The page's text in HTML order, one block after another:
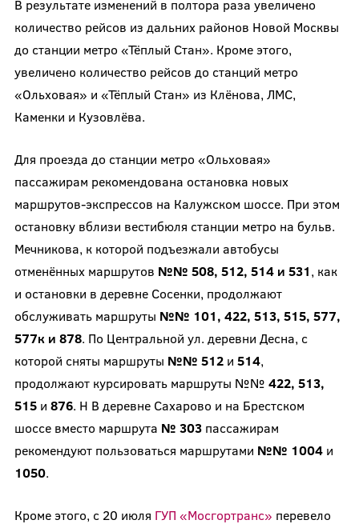
В результате изменений в полтора раза увеличено
количество рейсов из дальних районов Новой Москвы
до станции метро «Тёплый Стан». Кроме этого,
увеличено количество рейсов до станций метро
«Ольховая» и «Тёплый Стан» из Клёнова, ЛМС,
Каменки и Кузовлёва.
Для проезда до станции метро «Ольховая»
пассажирам рекомендована остановка новых
маршрутов-экспрессов на Калужском шоссе. При этом
остановку вблизи вестибюля станции метро на бульв.
Мечникова, к которой подъезжали автобусы
отменённых маршрутов №№ 508, 512, 514 и 531, как
и остановки в деревне Сосенки, продолжают
обслуживать маршруты №№ 101, 422, 513, 515, 577,
577к и 878. По Центральной ул. деревни Десна, с
которой сняты маршруты №№ 512и 514,
продолжают курсировать маршруты №№ 422, 513,
515и 876. Н В деревне Сахарово и на Брестском
шоссе вместо маршрута № 303 пассажирам
рекомендуют пользоваться маршрутами №№ 1004и
1050.
Кроме этого, с 20 июля ГУП «Мосгортранс» перевело